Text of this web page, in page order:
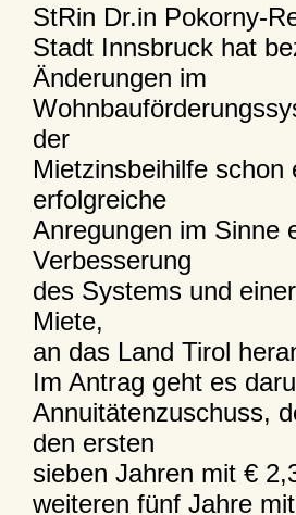
StRin Dr.in Pokorny-
Stadt Innsbruck hat
Änderungen im
der
Mietzinsbeihilfe schon
erfolgreiche
Anregungen im Sinne
Verbesserung
des Systems und
Miete,
an das Land Tirol
Im Antrag geht es
Annuitätenzuschuss,
den ersten
sieben Jahren mit €
weiteren fünf Jahre